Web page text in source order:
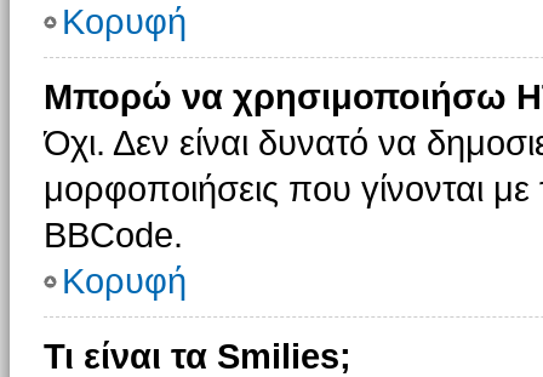
Κορυφή
Μπορώ να χρησιμοποιήσω
Όχι. Δεν είναι δυνατό να
μορφοποιήσεις που γίνονται
BBCode.
Κορυφή
Τι είναι τα Smilies;